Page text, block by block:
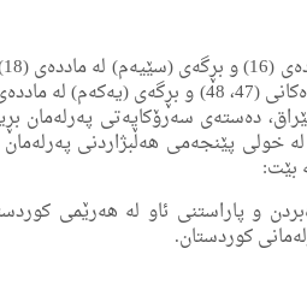
ده‌سته‌ی سه‌رۆكایه‌تی په‌رله‌مان
و پاراستنی ئاو لە هەرێمی